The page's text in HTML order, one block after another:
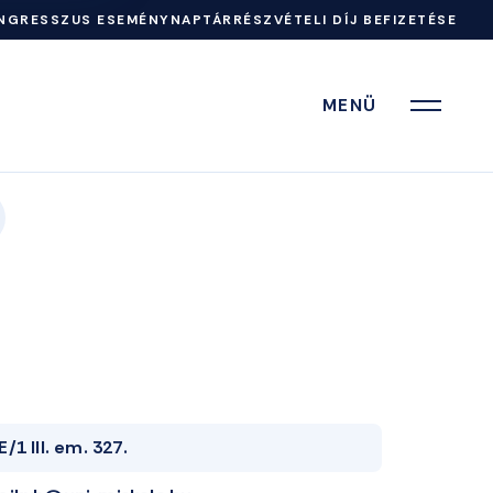
ESEMÉNYNAPTÁRRÉSZVÉTELI DÍJ BEFIZETÉSE
MENÜ
E/1 III. em. 327.